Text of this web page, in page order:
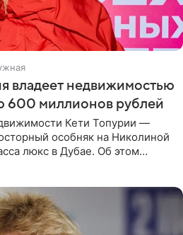
владеет недвижимостью
600 миллионов рублей
Кети Топурии —
особняк на Николиной
люкс в Дубае. Об этом